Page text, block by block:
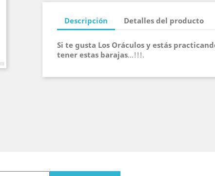
Descripción Detalles del producto
Si te gusta Los Oráculos y estás
tener estas barajas...!!!.